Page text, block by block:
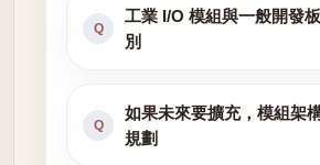
Q
工業 I/O 模組與一般開發
別
Q
如果未來要擴充，模組架
規劃